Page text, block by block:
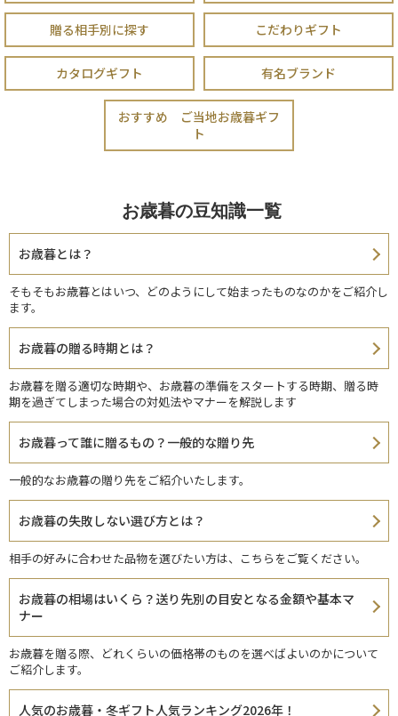
贈る相手別に探す こだわりギフト
カタログギフト 有名ブランド
おすすめ ご当地お歳暮ギフ
ト
お歳暮の豆知識一覧
お歳暮とは？
そもそもお歳暮とはいつ、どのようにして始まったものなのかをご紹介し
ます。
お歳暮の贈る時期とは？
お歳暮を贈る適切な時期や、お歳暮の準備をスタートする時期、贈る時
期を過ぎてしまった場合の対処法やマナーを解説します
お歳暮って誰に贈るもの？一般的な贈り先
一般的なお歳暮の贈り先をご紹介いたします。
お歳暮の失敗しない選び方とは？
相手の好みに合わせた品物を選びたい方は、こちらをご覧ください。
お歳暮の相場はいくら？送り先別の目安となる金額や基本マ
ナー
お歳暮を贈る際、どれくらいの価格帯のものを選べばよいのかについて
ご紹介します。
人気のお歳暮・冬ギフト人気ランキング2026年！